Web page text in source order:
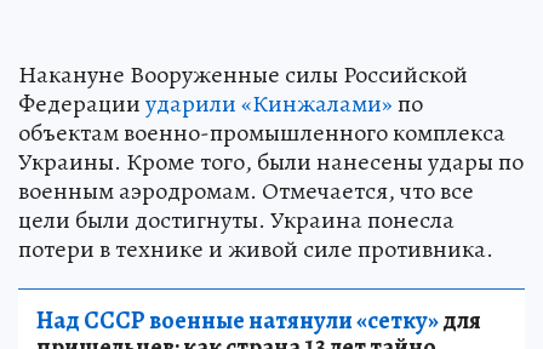
Накануне Вооруженные силы Российской
Федерацииударили «Кинжалами»по
объектам военно-промышленного комплекса
Украины. Кроме того, были нанесены удары по
военным аэродромам. Отмечается, что все
цели были достигнуты. Украина понесла
потери в технике и живой силе противника.
Над СССР военные натянули «сетку»для